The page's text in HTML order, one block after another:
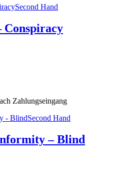
Second Hand
Conspiracy
Zahlungseingang
Second Hand
– Blind